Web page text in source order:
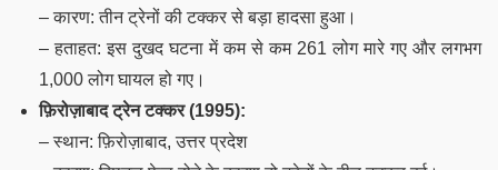
– कारण: तीन ट्रेनों की टक्कर से बड़ा हादसा हुआ।
– हताहत: इस दुखद घटना में कम से कम 261 लोग मारे गए और लगभग
1,000 लोग घायल हो गए।
फ़िरोज़ाबाद ट्रेन टक्कर (1995):
– स्थान: फ़िरोज़ाबाद, उत्तर प्रदेश